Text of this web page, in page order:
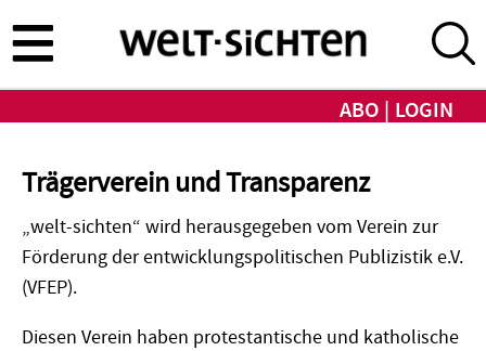
zum
Inhalt
ABO LOGIN
Trägerverein und Transparenz
„welt-sichten“ wird herausgegeben vom Verein zur
Förderung der entwicklungspolitischen Publizistik e.V.
(VFEP).
Diesen Verein haben protestantische und katholische